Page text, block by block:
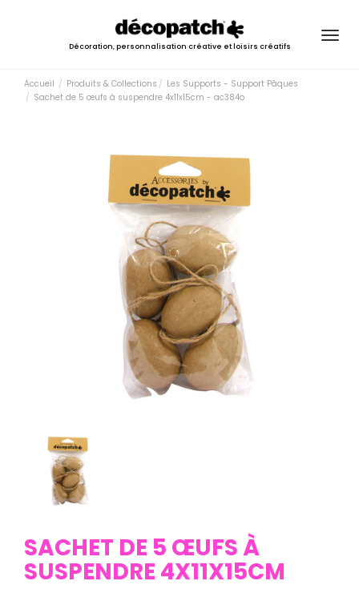
Décoration, personnalisation créative et loisirs créatifs
Accueil Produits & Collections
Les Supports - Support Pâques
Sachet de 5 œufs à suspendre 4x11x15cm - ac384o
SACHET DE 5 ŒUFS À
SUSPENDRE 4X11X15CM